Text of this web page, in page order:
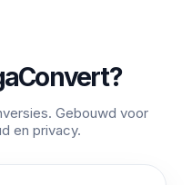
Gebouwd voor
en privacy.